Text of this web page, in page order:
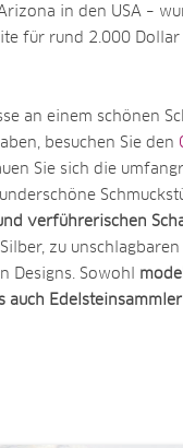
in den USA –
für rund 2.000
an einem schönen
besuchen Sie den
Sie sich die
verführerischen
zu
Designs. Sowohl
auch